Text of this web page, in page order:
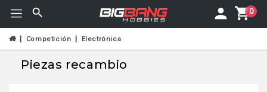
0
Competición Electrónica
Piezas recambio